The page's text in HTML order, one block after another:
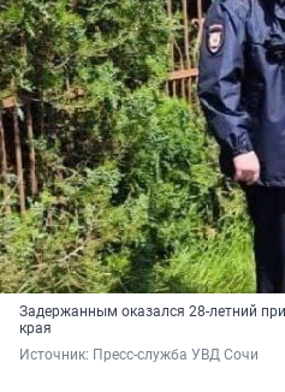
Задержанным оказался 28-летний
края
Источник: Пресс-служба УВД Сочи